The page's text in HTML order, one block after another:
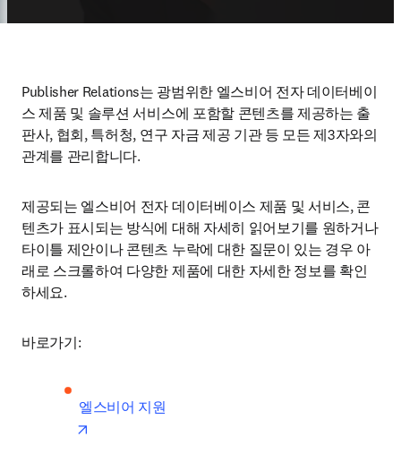
Publisher Relations는 광범위한 엘스비어 전자 데이터베이
스 제품 및 솔루션 서비스에 포함할 콘텐츠를 제공하는 출
판사, 협회, 특허청, 연구 자금 제공 기관 등 모든 제3자와의
관계를 관리합니다.
제공되는 엘스비어 전자 데이터베이스 제품 및 서비스, 콘
텐츠가 표시되는 방식에 대해 자세히 읽어보기를 원하거나
타이틀 제안이나 콘텐츠 누락에 대한 질문이 있는 경우 아
래로 스크롤하여 다양한 제품에 대한 자세한 정보를 확인
하세요.
바로가기: